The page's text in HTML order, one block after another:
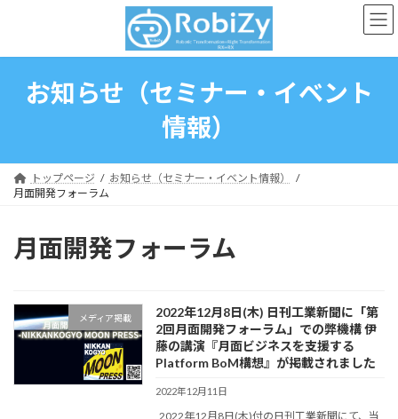
ン
プ
ー
動
お知らせ（セミナー・イベント
情報）
トップページ
お知らせ（セミナー・イベント情報）
月面開発フォーラム
月面開発フォーラム
メディア掲載
2022年12月8日(木) 日刊工業新聞に「第
2回月面開発フォーラム」での弊機構 伊
藤の講演『月面ビジネスを支援する
Platform BoM構想』が掲載されました
2022年12月11日
2022年12月8日(木)付の日刊工業新聞にて、当